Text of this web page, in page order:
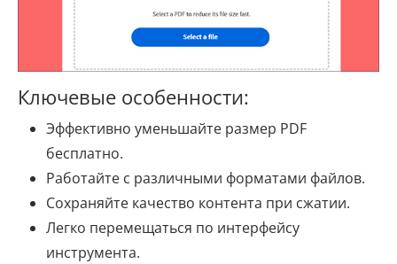
Ключевые особенности:
Эффективно уменьшайте размер PDF
бесплатно.
Работайте с различными форматами файлов.
Сохраняйте качество контента при сжатии.
Легко перемещаться по интерфейсу
инструмента.